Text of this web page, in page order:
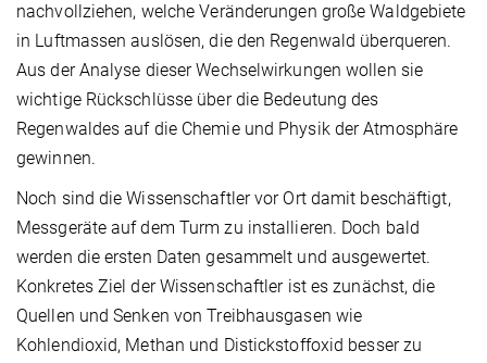
nachvollziehen, welche Veränderungen große Waldgebiete
in Luftmassen auslösen, die den Regenwald überqueren.
Aus der Analyse dieser Wechselwirkungen wollen sie
wichtige Rückschlüsse über die Bedeutung des
Regenwaldes auf die Chemie und Physik der Atmosphäre
gewinnen.
Noch sind die Wissenschaftler vor Ort damit beschäftigt,
Messgeräte auf dem Turm zu installieren. Doch bald
werden die ersten Daten gesammelt und ausgewertet.
Konkretes Ziel der Wissenschaftler ist es zunächst, die
Quellen und Senken von Treibhausgasen wie
Kohlendioxid, Methan und Distickstoffoxid besser zu